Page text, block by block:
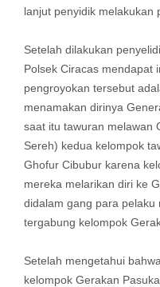
lanjut penyidik melakukan
Setelah dilakukan
Polsek Ciracas mendapat
pengroyokan tersebut
menamakan dirinya
saat itu tawuran melawan
Sereh) kedua kelompok
Ghofur Cibubur karena
mereka melarikan diri ke
didalam gang para pelaku
tergabung kelompok
Setelah mengetahui
kelompok Gerakan